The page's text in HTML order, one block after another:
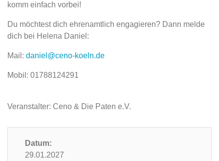
komm einfach vorbei!
Du möchtest dich ehrenamtlich engagieren? Dann melde
dich bei Helena Daniel:
Mail: daniel@ceno-koeln.de
Mobil: 01788124291
Veranstalter: Ceno & Die Paten e.V.
Datum:
29.01.2027